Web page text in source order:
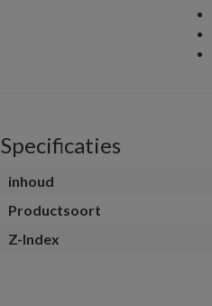
Specificaties
inhoud
Productsoort
Z-Index